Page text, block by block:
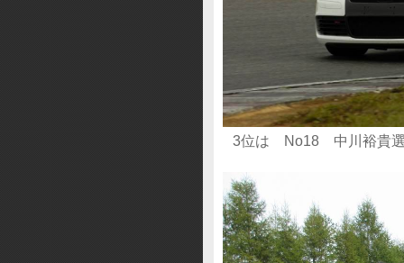
3位は No18 中川裕貴